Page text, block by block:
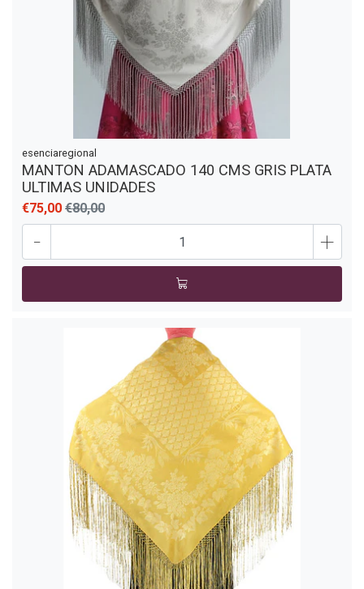
esenciaregional
MANTON ADAMASCADO 140 CMS GRIS PLATA
ULTIMAS UNIDADES
€75,00 €80,00
- +